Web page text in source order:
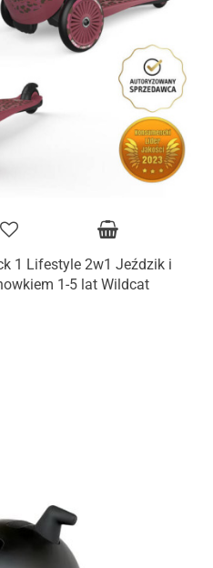
1 Lifestyle 2w1 Jeździk i
1-5 lat Wildcat